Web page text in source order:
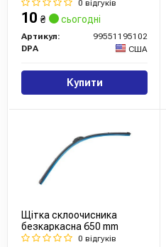
Octavia (13-)
(99551195102) DPA
0 відгуків
10 ₴ сьогодні
Артикул:
99551195102
DPA
США
Купити
Щітка склоочисника
безкаркасна 650 mm
0 відгуків